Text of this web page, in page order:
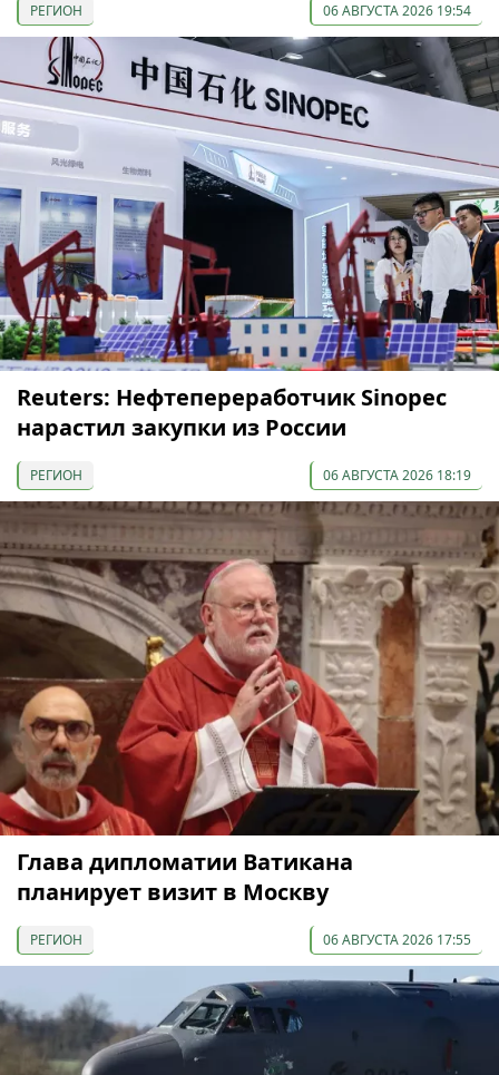
РЕГИОН 06 АВГУСТА 2026 19:54
Reuters: Нефтепереработчик Sinopec
нарастил закупки из России
РЕГИОН 06 АВГУСТА 2026 18:19
Глава дипломатии Ватикана
планирует визит в Москву
РЕГИОН 06 АВГУСТА 2026 17:55